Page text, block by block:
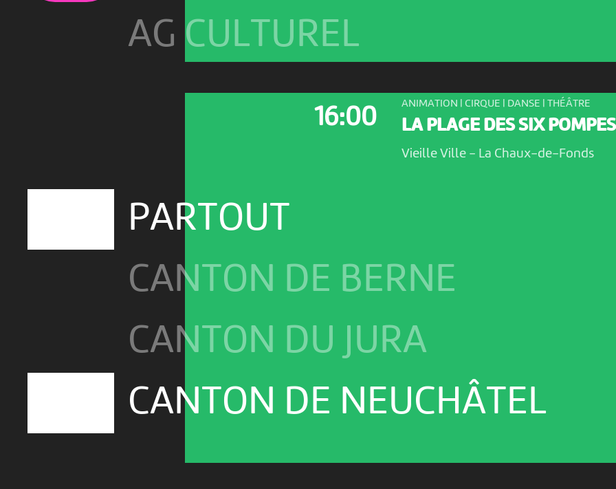
AG CULTUREL
PARTOUT
CANTON DE BERNE
CANTON DU JURA
CANTON DE NEUCHÂTEL
16:00 ANIMATION | CIRQUE | DANSE | THÉÂTRE
LA PLAGE DES SIX POMPES
Vieille Ville - La Chaux-de-Fonds